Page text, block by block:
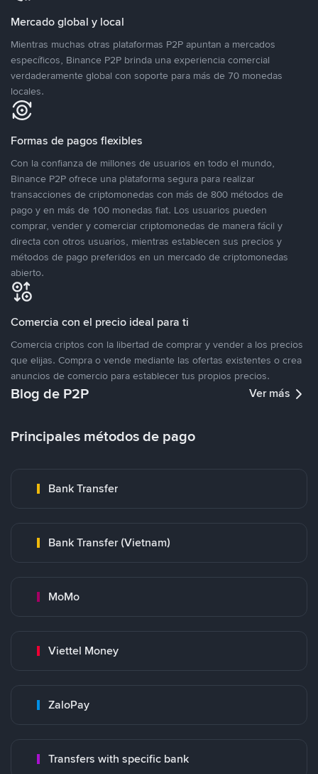
Mercado global y local
Mientras muchas otras plataformas P2P apuntan a mercados
específicos, Binance P2P brinda una experiencia comercial
verdaderamente global con soporte para más de 70 monedas
locales.
Formas de pagos flexibles
Con la confianza de millones de usuarios en todo el mundo,
Binance P2P ofrece una plataforma segura para realizar
transacciones de criptomonedas con más de 800 métodos de
pago y en más de 100 monedas fiat. Los usuarios pueden
comprar, vender y comerciar criptomonedas de manera fácil y
directa con otros usuarios, mientras establecen sus precios y
métodos de pago preferidos en un mercado de criptomonedas
abierto.
Comercia con el precio ideal para ti
Comercia criptos con la libertad de comprar y vender a los precios
que elijas. Compra o vende mediante las ofertas existentes o crea
anuncios de comercio para establecer tus propios precios.
Blog de P2P Ver más
Principales métodos de pago
Bank Transfer
Bank Transfer (Vietnam)
MoMo
Viettel Money
ZaloPay
Transfers with specific bank